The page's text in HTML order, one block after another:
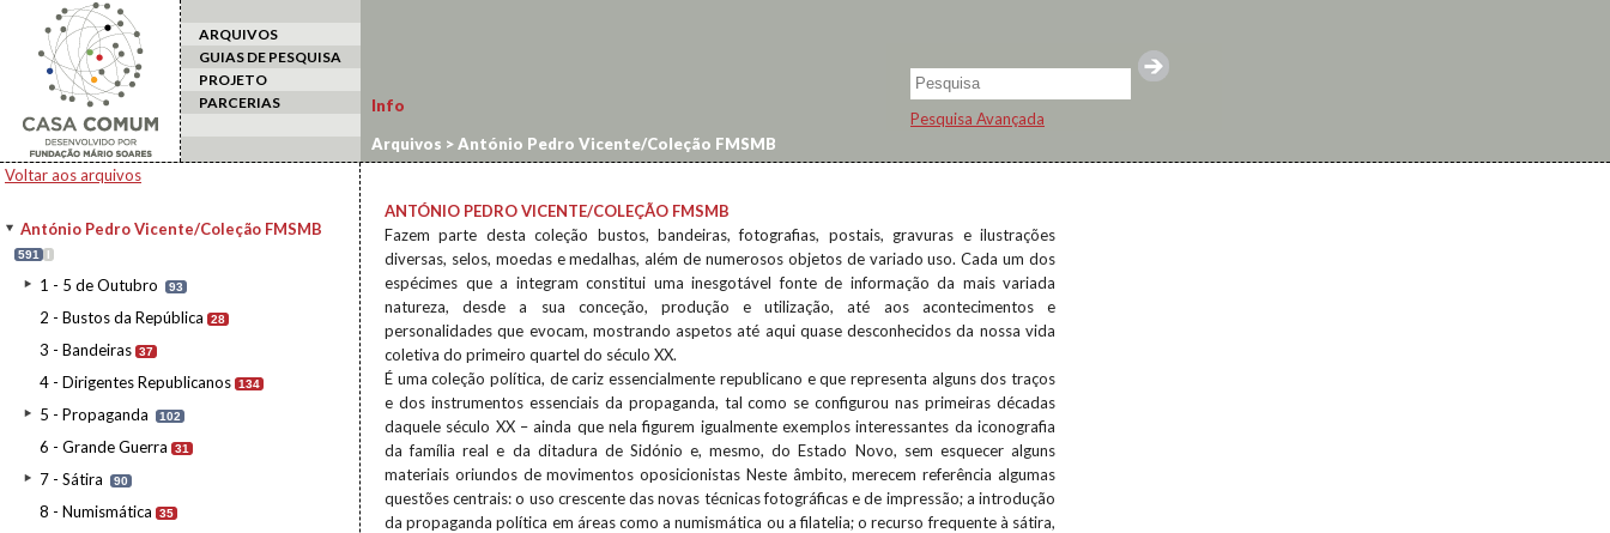
ARQUIVOS
GUIAS DE PESQUISA
PROJETO
PARCERIAS
Pesquisa Avançada
Voltar aos arquivos
António Pedro Vicente/Coleção FMSMB
591 I
1 - 5 de Outubro 93
2 - Bustos da República 28
3 - Bandeiras 37
4 - Dirigentes Republicanos 134
5 - Propaganda 102
6 - Grande Guerra 31
7 - Sátira 90
8 - Numismática 35
Info
Arquivos >António Pedro Vicente/Coleção FMSMB
ANTÓNIO PEDRO VICENTE/COLEÇÃO FMSMB
Fazem parte desta coleção bustos, bandeiras, fotografias, postais, gravuras e ilustrações
diversas, selos, moedas e medalhas, além de numerosos objetos de variado uso. Cada um dos
espécimes que a integram constitui uma inesgotável fonte de informação da mais variada
natureza, desde a sua conceção, produção e utilização, até aos acontecimentos e
personalidades que evocam, mostrando aspetos até aqui quase desconhecidos da nossa vida
coletiva do primeiro quartel do século XX.
É uma coleção política, de cariz essencialmente republicano e que representa alguns dos traços
e dos instrumentos essenciais da propaganda, tal como se configurou nas primeiras décadas
daquele século XX – ainda que nela figurem igualmente exemplos interessantes da iconografia
da família real e da ditadura de Sidónio e, mesmo, do Estado Novo, sem esquecer alguns
materiais oriundos de movimentos oposicionistas Neste âmbito, merecem referência algumas
questões centrais: o uso crescente das novas técnicas fotográficas e de impressão; a introdução
da propaganda política em áreas como a numismática ou a filatelia; o recurso frequente à sátira,